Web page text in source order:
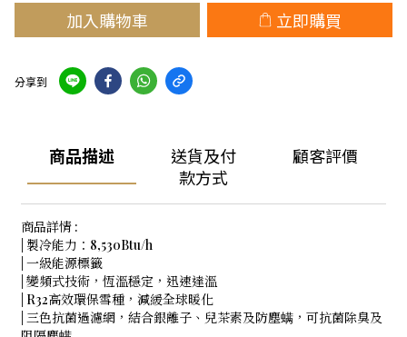
加入購物車 立即購買
分享到
商品描述
送貨及付
款方式
顧客評價
商品詳情 :
| 製冷能力：8,530Btu/h
| 一級能源標籤
| 變頻式技術，恆溫穩定，迅速達溫
| R32高效環保雪種，減緩全球暖化
| 三色抗菌過濾網，結合銀離子、兒茶素及防塵螨，可抗菌除臭及